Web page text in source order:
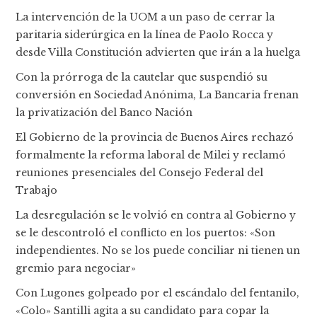
La intervención de la UOM a un paso de cerrar la
paritaria siderúrgica en la línea de Paolo Rocca y
desde Villa Constitución advierten que irán a la huelga
Con la prórroga de la cautelar que suspendió su
conversión en Sociedad Anónima, La Bancaria frenan
la privatización del Banco Nación
El Gobierno de la provincia de Buenos Aires rechazó
formalmente la reforma laboral de Milei y reclamó
reuniones presenciales del Consejo Federal del
Trabajo
La desregulación se le volvió en contra al Gobierno y
se le descontroló el conflicto en los puertos: «Son
independientes. No se los puede conciliar ni tienen un
gremio para negociar»
Con Lugones golpeado por el escándalo del fentanilo,
«Colo» Santilli agita a su candidato para copar la